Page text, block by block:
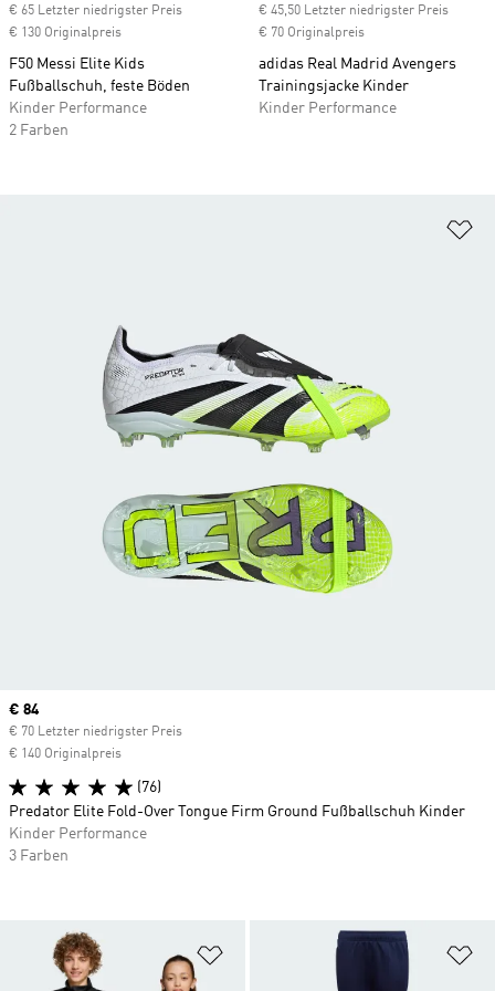
€ 65 Letzter niedrigster Preis
€ 130 Originalpreis
F50 Messi Elite Kids
Fußballschuh, feste Böden
Kinder Performance
2 Farben
€ 45,50 Letzter niedrigster Preis
€ 70 Originalpreis
adidas Real Madrid Avengers
Trainingsjacke Kinder
Kinder Performance
Zur Wunschliste hinzufügen
Current price
€ 84
€ 70 Letzter niedrigster Preis
€ 140 Originalpreis
(76)
Predator Elite Fold-Over Tongue Firm Ground Fußballschuh Kinder
Kinder Performance
3 Farben